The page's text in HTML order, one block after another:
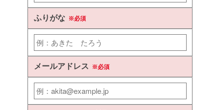
ふりがな ※必須
メールアドレス ※必須